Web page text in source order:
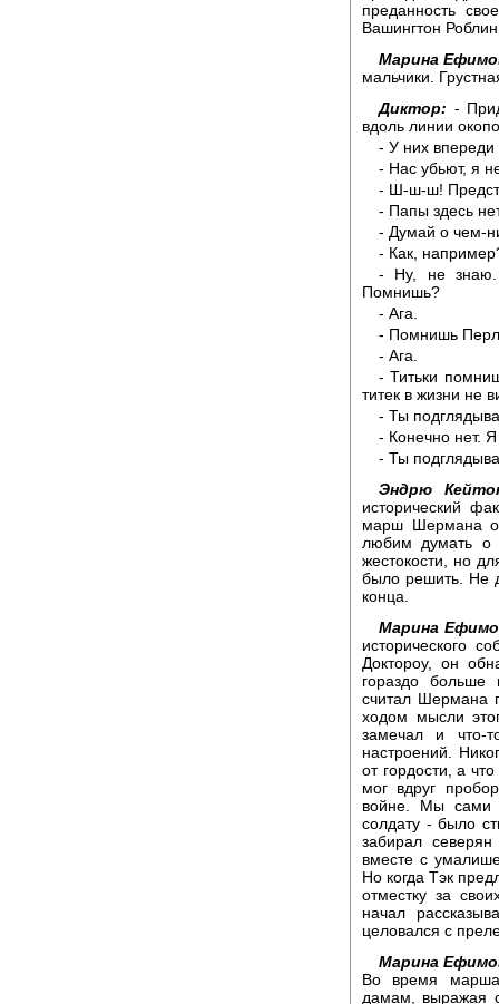
преданность
Вашингтон
Марина
мальчики.
Диктор: -
вдоль линии
- У них
- Нас убьют, я
- Ш-ш-ш!
- Папы здесь
- Думай о чем-
- Как,
- Ну, не знаю.
Помнишь?
- Ага.
- Помнишь
- Ага.
- Титьки
титек в жизни не
- Ты
- Конечно нет.
- Ты
Эндрю
исторический
марш Шермана
любим думать о
жестокости, но
было решить. Не
конца.
Марина
исторического
Доктороу, он
гораздо больше
считал Шермана
ходом мысли
замечал и что-
настроений.
от гордости, а
мог вдруг
войне. Мы сами
солдату - было
забирал
вместе с
Но когда Тэк
отместку за
начал
целовался с
Марина
Во время
дамам, выражая